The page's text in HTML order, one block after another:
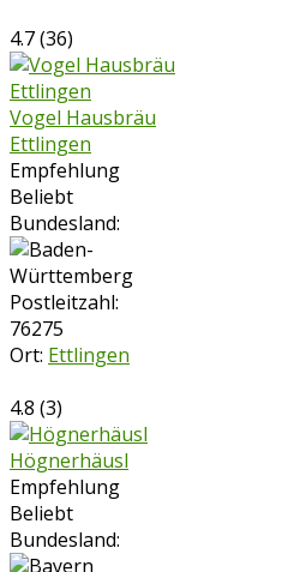
4.7(36)
Vogel Hausbräu
Ettlingen
Empfehlung
Beliebt
Bundesland:
Postleitzahl:
76275
Ort: Ettlingen
4.8 (3)
Högnerhäusl
Empfehlung
Beliebt
Bundesland: